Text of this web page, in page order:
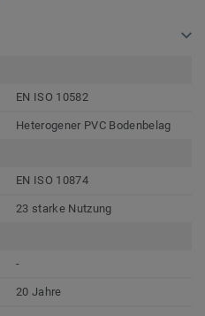
EN ISO 10582
Heterogener PVC Bodenbelag
EN ISO 10874
23 starke Nutzung
-
20 Jahre